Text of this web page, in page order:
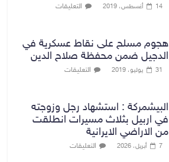
14 أغسطس، 2019 التعليقات
هجوم مسلح على نقاط عسكرية في
الدجيل ضمن محفظة صلاح الدين
31 يوليو، 2019 التعليقات
البيشمركة : استشهاد رجل وزوجته
في اربيل بثلاث مسيرات انطلقت
من الاراضي الايرانية
7 أبريل، 2026 التعليقات